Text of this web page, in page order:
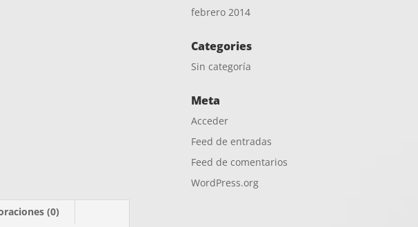
(0)
febrero 2014
Categories
Sin categoría
Meta
Acceder
Feed de entradas
Feed de comentarios
WordPress.org